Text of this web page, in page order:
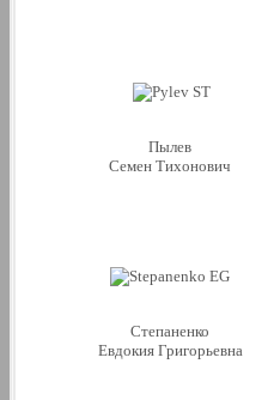
Пылев
Семен Тихонович
Степаненко
Евдокия Григорьевна